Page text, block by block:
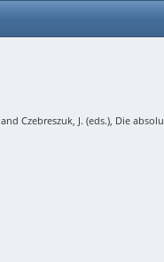
Czebreszuk, J. (eds.), Die